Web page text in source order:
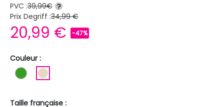
PVC :39,99€ ?
Prix Degriff :34,99 €
20,99 € -47%
Couleur :
VERT
Taille française :